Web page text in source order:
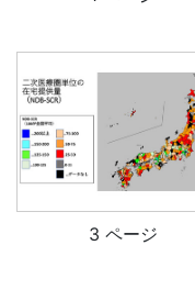
3 ページ